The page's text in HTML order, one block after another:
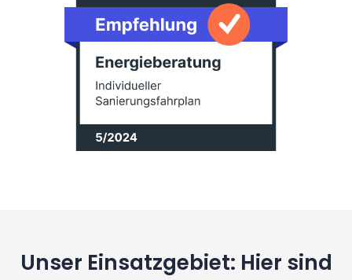
Unser Einsatzgebiet: Hier sind